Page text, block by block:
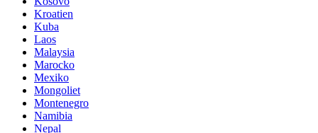
Kroatien
Kuba
Laos
Malaysia
Marocko
Mexiko
Mongoliet
Montenegro
Namibia
Nepal